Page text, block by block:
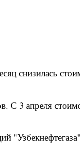
снизилась
3 апреля